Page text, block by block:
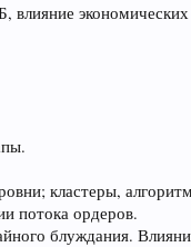
влияние
кластеры,
потока ордеров.
блуждания.